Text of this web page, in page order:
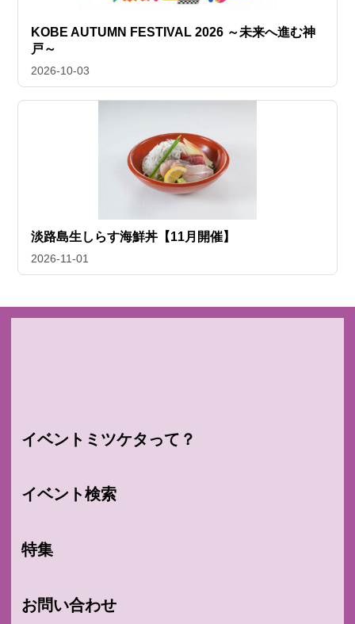
KOBE AUTUMN FESTIVAL 2026 ～未来へ進む神
戸～
2026-10-03
淡路島生しらす海鮮丼【11月開催】
2026-11-01
イベントミツケタって？
イベント検索
特集
お問い合わせ